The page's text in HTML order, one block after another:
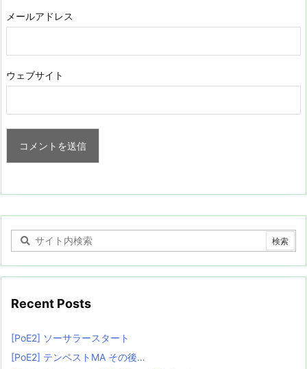
メールアドレス
ウェブサイト
Recent Posts
[PoE2] ソーサラースタート
[PoE2] テンペストMA その後…